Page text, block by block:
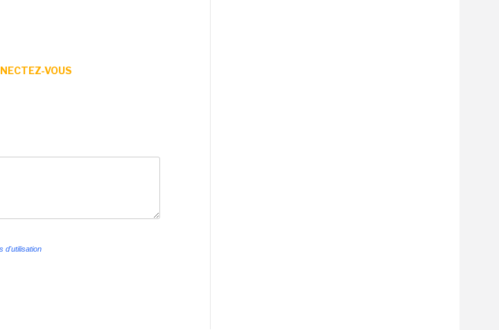
VOUS
d'utilisation